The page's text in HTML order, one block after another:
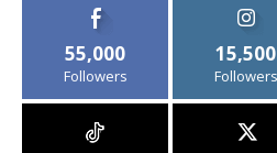
55,000
Followers
15,500
Followers